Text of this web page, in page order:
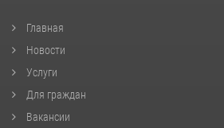
Главная
Новости
Услуги
Для граждан
Вакансии